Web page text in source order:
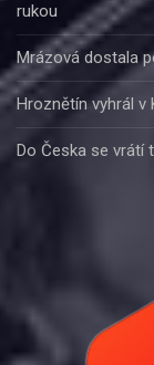
rukou
Mrázová dostala
Hroznětín vyhrál v
Do Česka se vrátí